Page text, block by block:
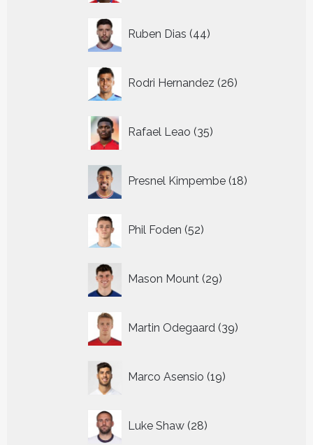
Ruben Dias 44
producten
Rodri Hernandez 26
producten
Rafael Leao 35
producten
Presnel Kimpembe 18
producten
Phil Foden 52
producten
Mason Mount 29
producten
Martin Odegaard 39
producten
Marco Asensio 19
producten
Luke Shaw 28
producten